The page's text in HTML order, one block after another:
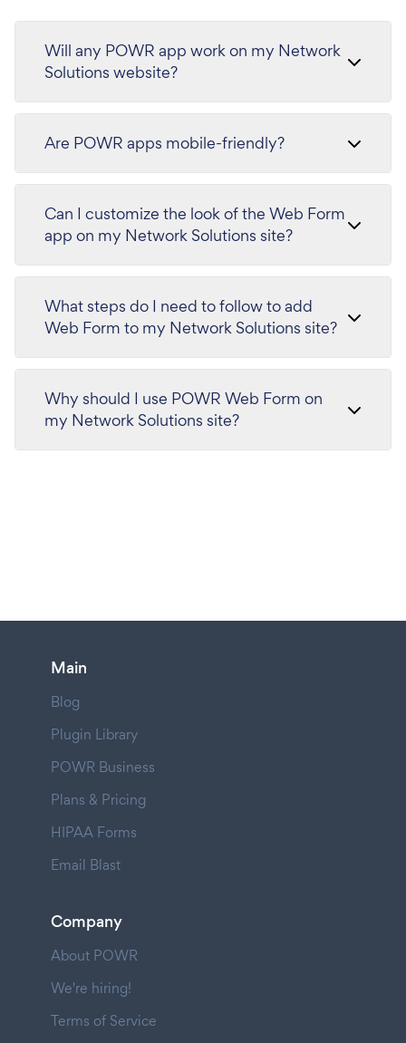
Will any POWR app work on my Network
Solutions website?
Are POWR apps mobile-friendly?
Can I customize the look of the Web Form
app on my Network Solutions site?
What steps do I need to follow to add
Web Form to my Network Solutions site?
Why should I use POWR Web Form on
my Network Solutions site?
Main
Blog
Plugin Library
POWR Business
Plans & Pricing
HIPAA Forms
Email Blast
Company
About POWR
We're hiring!
Terms of Service